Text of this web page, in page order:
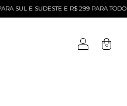
SUL E SUDESTE E R$ 299 PARA TODO O
0